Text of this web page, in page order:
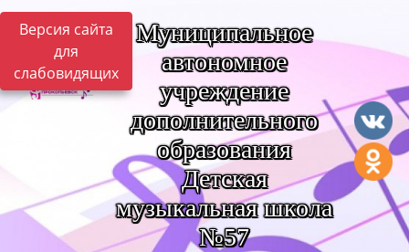
Версия сайта
для
слабовидящих
Муниципальное
автономное
учреждение
дополнительного
образования
Детская
музыкальная школа
№57